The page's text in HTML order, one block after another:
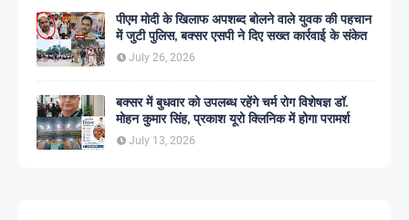
पीएम मोदी के खिलाफ अपशब्द बोलने वाले युवक की पहचान
में जुटी पुलिस, बक्सर एसपी ने दिए सख्त कार्रवाई के संकेत
July 26, 2026
बक्सर में बुधवार को उपलब्ध रहेंगे चर्म रोग विशेषज्ञ डॉ.
मोहन कुमार सिंह, प्रकाश यूरो क्लिनिक में होगा परामर्श
July 13, 2026